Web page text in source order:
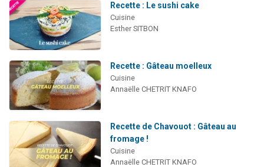
Recette : Le sushi cake
Cuisine
Esther SITBON
Recette : Gâteau moelleux
Cuisine
Annaëlle CHETRIT KNAFO
Recette de Chavouot : Gâteau au
fromage !
Cuisine
Annaëlle CHETRIT KNAFO